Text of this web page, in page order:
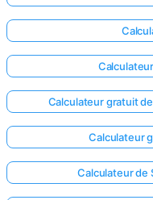
Calculateur gratuit
Calculateur
Calculateur de